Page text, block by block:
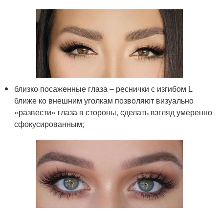
близко посаженные глаза – реснички с изгибом L
ближе ко внешним уголкам позволяют визуально
«развести» глаза в стороны, сделать взгляд умеренно
сфокусированным;